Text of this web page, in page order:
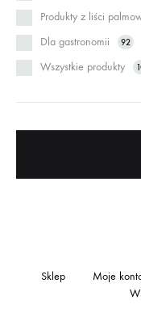
Produkty z liści
Dla gastronomii 92
Wszystkie produkty
Sklep Moje